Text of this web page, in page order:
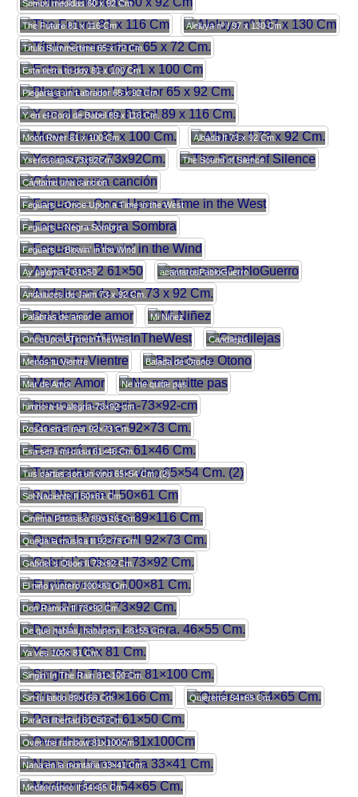
Somos medidas 60 x 92 Cm
The Future 81 x 116 Cm Aleluya nº I 97 x 130 Cm
Título Summertime 65 x 72 Cm.
Esta tierra te doy 81 x 100 Cm
Plegaria a un Labrador 65 x 92 Cm.
Y en el Coro de Babel 89 x 116 Cm.
Moon River 81 x 100 Cm. Albada II 73 x 92 Cm.
Yserascapaz73x92Cm. The Sound of Silence
Cántame una canción
Feguars – Once Upon a Time in the West
Feguars – Negra Sombra
Feguars – Blowin’ in the Wind
Ay paloma 2 61×50 acantarosPabloGuerro
Andaluces de Jaen 73 x 92 Cm.
Palabras de amor Mi Niñez
OnceUponATimeInTheWest Candilejas
Menos tu Vientre Balada de Otono
Mar de Amor Ne me quitte pas
himno-a-la-alegria-73×92-cm
Rosas en el mar 92×73 Cm.
Esa será mi casa 61×46 Cm.
Tus cartas son un vino 65×54 Cm. (2)
Sol Naciente II 50×61 Cm
Cinema Parasiso 89×116 Cm.
Queda la música lll 92×73 Cm.
Gabriel`s Oboe II 73×92 Cm.
El niño yuntero 100×81 Cm.
Don Ramon II 73×92 Cm.
De qué hablas, habanera. 46×55 Cm.
Ya ves 100x 81 Cm.
Singin’ In The Rain 81×100 Cm.
Sin tu latido 89×166 Cm. Quiéreme 54×65 Cm.
Para la libertad 61×50 Cm.
Over the rainbow 81x100Cm
Nana en la montaña 33×41 Cm.
Mediterráneo II 54×65 Cm.